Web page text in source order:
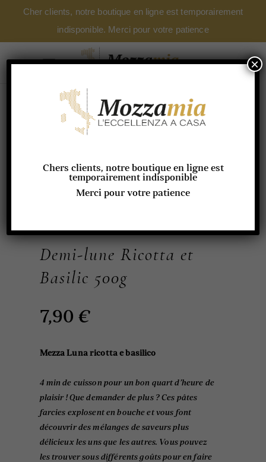
Cher clients, notre boutique en ligne est temporairement
indisponible. Merci pour votre patience
Demi-lune Ricotta et
Basilic 500g
7,90€
Mezza Luna ricotta e basilico
4 min de cuisson pour un bon quart d’heure de
plaisir ! Que demander de plus ? Ces pâtes
farcies explosent en bouche et vous font
découvrir des mélanges de saveurs plus
délicieux les uns que les autres. Vous pouvez
les trouver sous différents goûts pour en faire
Chers clients, notre boutique en ligne est
temporairement indisponible
Merci pour votre patience
×